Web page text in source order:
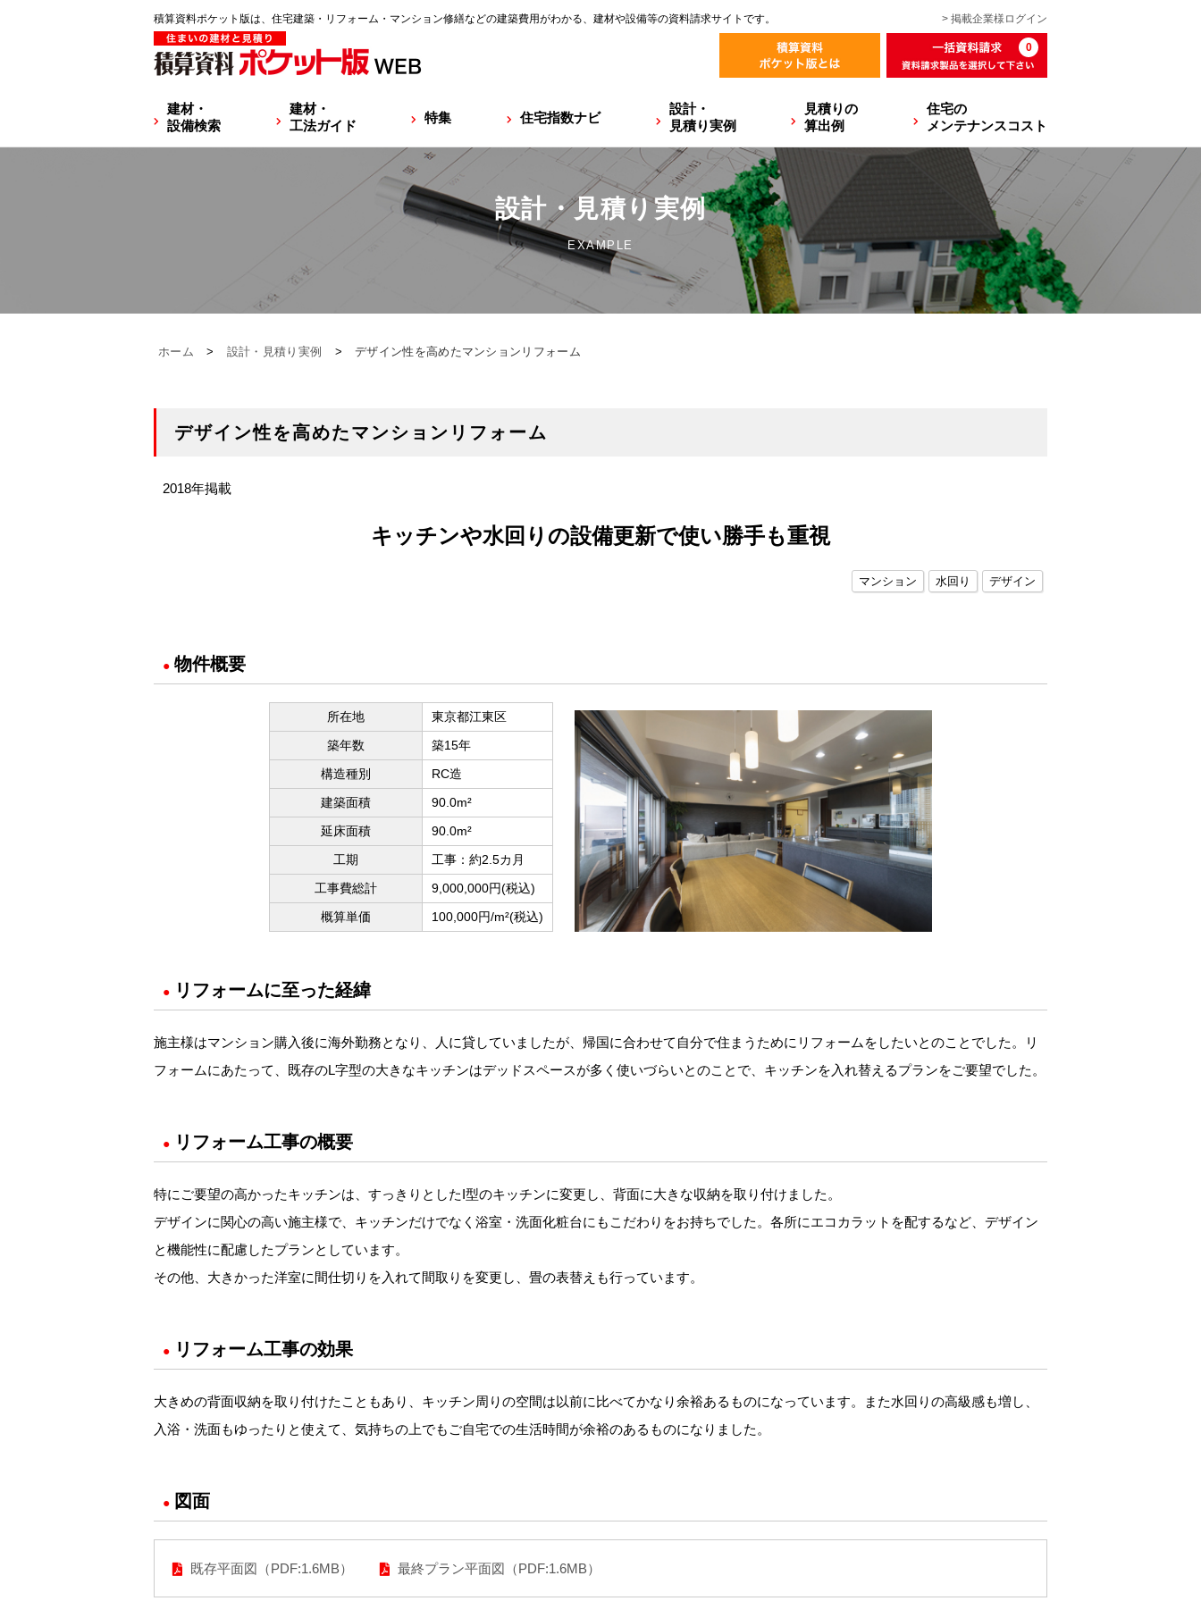
積算資料ポケット版は、住宅建築・リフォーム・マンション修繕などの建築費用がわかる、建材や設備等の資料請求サイトです。 > 掲載企業様 ログイン
0
建材・
設備検索
建材・
工法ガイド
特集 住宅指数ナビ
設計・
見積り実例
見積りの
算出例
住宅の
メンテナンスコスト
設計・見積り実例
EXAMPLE
ホーム > 設計・見積り実例 > デザイン性を高めたマンションリフォーム
デザイン性を高めたマンションリフォーム
2018年掲載
キッチンや水回りの設備更新で使い勝手も重視
マンション 水回り デザイン
● 物件概要
所在地
東京都江東区
築年数
築15年
構造種別
RC造
建築面積
90.0m²
延床面積
90.0m²
工期
工事：約2.5カ月
工事費総計
9,000,000円(税込)
概算単価
100,000円/m²(税込)
● リフォームに至った経緯
施主様はマンション購入後に海外勤務となり、人に貸していましたが、帰国に合わせて自分で住まうためにリフォームをしたいとのことでした。リ
フォームにあたって、既存のL字型の大きなキッチンはデッドスペースが多く使いづらいとのことで、キッチンを入れ替えるプランをご要望でした。
● リフォーム工事の概要
特にご要望の高かったキッチンは、すっきりとしたI型のキッチンに変更し、背面に大きな収納を取り付けました。
デザインに関心の高い施主様で、キッチンだけでなく浴室・洗面化粧台にもこだわりをお持ちでした。各所にエコカラットを配するなど、デザイン
と機能性に配慮したプランとしています。
その他、大きかった洋室に間仕切りを入れて間取りを変更し、畳の表替えも行っています。
● リフォーム工事の効果
大きめの背面収納を取り付けたこともあり、キッチン周りの空間は以前に比べてかなり余裕あるものになっています。また水回りの高級感も増し、
入浴・洗面もゆったりと使えて、気持ちの上でもご自宅での生活時間が余裕のあるものになりました。
● 図面
既存平面図（PDF:1.6MB） 最終プラン平面図（PDF:1.6MB）